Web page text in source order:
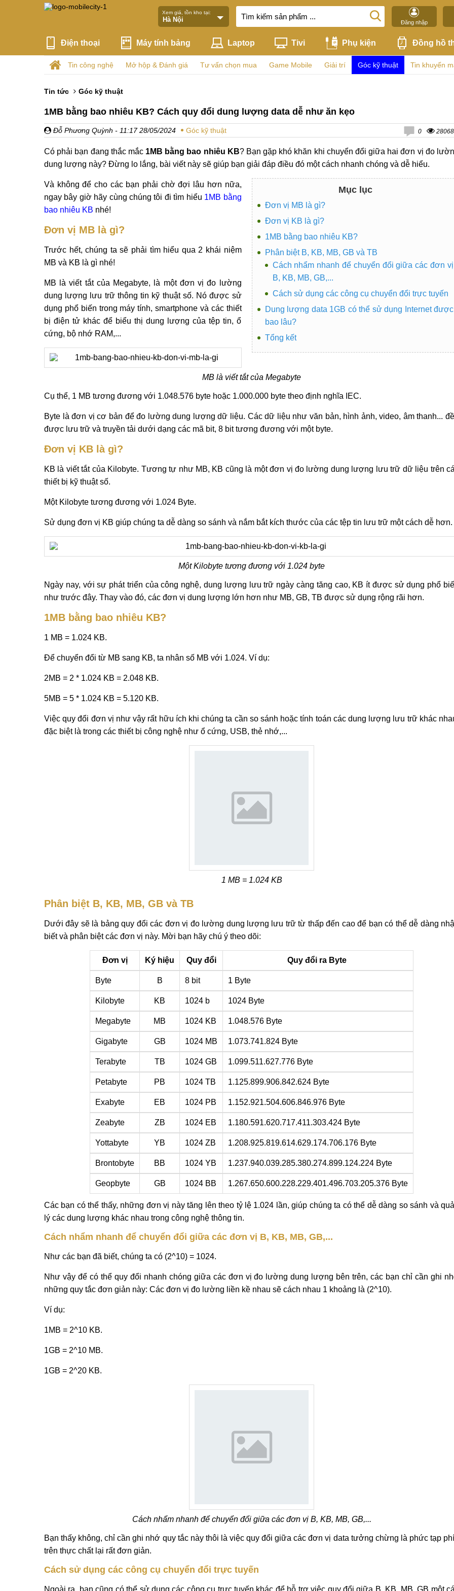
Xem giá, tồn kho tại:
Đăng nhập
Điện thoại Máy tính bảng Laptop Tivi Phụ kiện Đồng hồ
Tin công nghệ Mở hộp & Đánh giá Tư vấn chọn mua Game Mobile Giải trí Góc kỹ thuật Tin khuyến
Tin tức Góc kỹ thuật
1MB bằng bao nhiêu KB? Cách quy đổi dung lượng data dễ như ăn kẹo
Đỗ Phương Quỳnh - 11:17 28/05/2024 Góc kỹ thuật 0 28068
Có phải bạn đang thắc mắc 1MB bằng bao nhiêu KB? Bạn gặp khó khăn khi chuyển đổi giữa hai đơn vị đo
dung lượng này? Đừng lo lắng, bài viết này sẽ giúp bạn giải đáp điều đó một cách nhanh chóng và dễ hiểu.
Mục lục
Đơn vị MB là gì?
Đơn vị KB là gì?
1MB bằng bao nhiêu KB?
Phân biệt B, KB, MB, GB và TB
Cách nhẩm nhanh để chuyển đổi giữa các đơn vị
B, KB, MB, GB,...
Cách sử dụng các công cụ chuyển đổi trực tuyến
Dung lượng data 1GB có thể sử dụng Internet được
bao lâu?
Tổng kết
Và không để cho các bạn phải chờ đợi lâu hơn nữa,
ngay bây giờ hãy cùng chúng tôi đi tìm hiểu 1MB bằng
bao nhiêu KB nhé!
Đơn vị MB là gì?
Trước hết, chúng ta sẽ phải tìm hiểu qua 2 khái niệm
MB và KB là gì nhé!
MB là viết tắt của Megabyte, là một đơn vị đo lường
dung lượng lưu trữ thông tin kỹ thuật số. Nó được sử
dụng phổ biến trong máy tính, smartphone và các thiết
bị điện tử khác để biểu thị dung lượng của tệp tin, ổ
cứng, bộ nhớ RAM,...
MB là viết tắt của Megabyte
Cụ thể, 1 MB tương đương với 1.048.576 byte hoặc 1.000.000 byte theo định nghĩa IEC.
Byte là đơn vị cơ bản để đo lường dung lượng dữ liệu. Các dữ liệu như văn bản, hình ảnh, video, âm thanh...
được lưu trữ và truyền tải dưới dạng các mã bit, 8 bit tương đương với một byte.
Đơn vị KB là gì?
KB là viết tắt của Kilobyte. Tương tự như MB, KB cũng là một đơn vị đo lường dung lượng lưu trữ dữ liệu trên
thiết bị kỹ thuật số.
Một Kilobyte tương đương với 1.024 Byte.
Sử dụng đơn vị KB giúp chúng ta dễ dàng so sánh và nắm bắt kích thước của các tệp tin lưu trữ một cách dễ hơn.
Một Kilobyte tương đương với 1.024 byte
Ngày nay, với sự phát triển của công nghệ, dung lượng lưu trữ ngày càng tăng cao, KB ít được sử dụng phổ
như trước đây. Thay vào đó, các đơn vị dung lượng lớn hơn như MB, GB, TB được sử dụng rộng rãi hơn.
1MB bằng bao nhiêu KB?
1 MB = 1.024 KB.
Để chuyển đổi từ MB sang KB, ta nhân số MB với 1.024. Ví dụ:
2MB = 2 * 1.024 KB = 2.048 KB.
5MB = 5 * 1.024 KB = 5.120 KB.
Việc quy đổi đơn vị như vậy rất hữu ích khi chúng ta cần so sánh hoặc tính toán các dung lượng lưu trữ khác
đặc biệt là trong các thiết bị công nghệ như ổ cứng, USB, thẻ nhớ,...
1 MB = 1.024 KB
Phân biệt B, KB, MB, GB và TB
Dưới đây sẽ là bảng quy đổi các đơn vị đo lường dung lượng lưu trữ từ thấp đến cao để bạn có thể dễ dàng
biết và phân biệt các đơn vị này. Mời bạn hãy chú ý theo dõi:
Đơn vị Ký hiệu Quy đổi Quy đổi ra Byte
Byte B 8 bit 1 Byte
Kilobyte KB 1024 b 1024 Byte
Megabyte MB 1024 KB 1.048.576 Byte
Gigabyte GB 1024 MB 1.073.741.824 Byte
Terabyte TB 1024 GB 1.099.511.627.776 Byte
Petabyte PB 1024 TB 1.125.899.906.842.624 Byte
Exabyte EB 1024 PB 1.152.921.504.606.846.976 Byte
Zeabyte ZB 1024 EB 1.180.591.620.717.411.303.424 Byte
Yottabyte YB 1024 ZB 1.208.925.819.614.629.174.706.176 Byte
Brontobyte BB 1024 YB 1.237.940.039.285.380.274.899.124.224 Byte
Geopbyte GB 1024 BB 1.267.650.600.228.229.401.496.703.205.376 Byte
Các bạn có thể thấy, những đơn vị này tăng lên theo tỷ lệ 1.024 lần, giúp chúng ta có thể dễ dàng so sánh và
lý các dung lượng khác nhau trong công nghệ thông tin.
Cách nhẩm nhanh để chuyển đổi giữa các đơn vị B, KB, MB, GB,...
Như các bạn đã biết, chúng ta có (2^10) = 1024.
Như vậy để có thể quy đổi nhanh chóng giữa các đơn vị đo lường dung lượng bên trên, các bạn chỉ cần ghi
những quy tắc đơn giản này: Các đơn vị đo lường liền kề nhau sẽ cách nhau 1 khoảng là (2^10).
Ví dụ:
1MB = 2^10 KB.
1GB = 2^10 MB.
1GB = 2^20 KB.
Cách nhẩm nhanh để chuyển đổi giữa các đơn vị B, KB, MB, GB,...
Bạn thấy không, chỉ cần ghi nhớ quy tắc này thôi là việc quy đổi giữa các đơn vị data tưởng chừng là phức tạp
trên thực chất lại rất đơn giản.
Cách sử dụng các công cụ chuyển đổi trực tuyến
Ngoài ra, bạn cũng có thể sử dụng các công cụ trực tuyến khác để hỗ trợ việc quy đổi giữa B, KB, MB, GB một